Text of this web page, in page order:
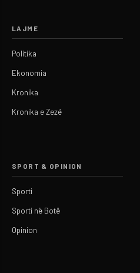
LAJME
Politika
Ekonomia
Kronika
Kronika e Zezë
SPORT & OPINION
Sporti
Sporti në Botë
Opinion